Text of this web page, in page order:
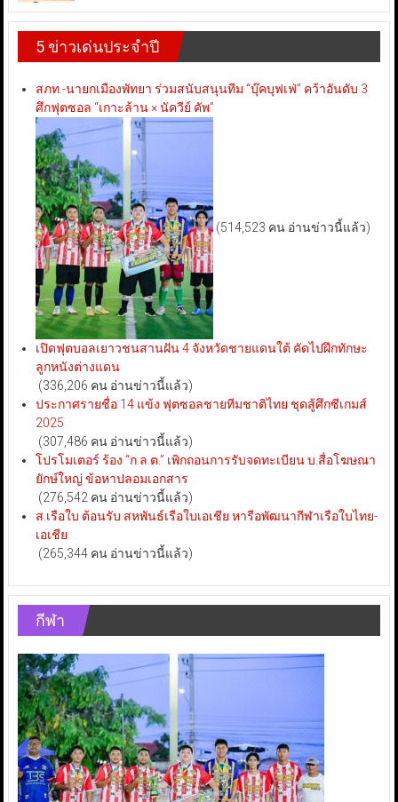
5 ข่าวเด่นประจำปี
สภท.-นายกเมืองพัทยา ร่วมสนับสนุนทีม “บุ๊คบุฟเฟ่” คว้าอันดับ 3
ศึกฟุตซอล “เกาะล้าน × นัควีย์ คัพ”
(514,523 คน อ่านข่าวนี้แล้ว)
เปิดฟุตบอลเยาวชนสานฝัน 4 จังหวัดชายแดนใต้ คัดไปฝึกทักษะ
ลูกหนังต่างแดน
(336,206 คน อ่านข่าวนี้แล้ว)
ประกาศรายชื่อ 14 แข้ง ฟุตซอลชายทีมชาติไทย ชุดสู้ศึกซีเกมส์
2025
(307,486 คน อ่านข่าวนี้แล้ว)
โปรโมเตอร์ ร้อง “ก.ล.ต.” เพิกถอนการรับจดทะเบียน บ.สื่อโฆษณา
ยักษ์ใหญ่ ข้อหาปลอมเอกสาร
(276,542 คน อ่านข่าวนี้แล้ว)
ส.เรือใบ ต้อนรับ สหพันธ์เรือใบเอเชีย หารือพัฒนากีฬาเรือใบไทย-
เอเชีย
(265,344 คน อ่านข่าวนี้แล้ว)
กีฬา